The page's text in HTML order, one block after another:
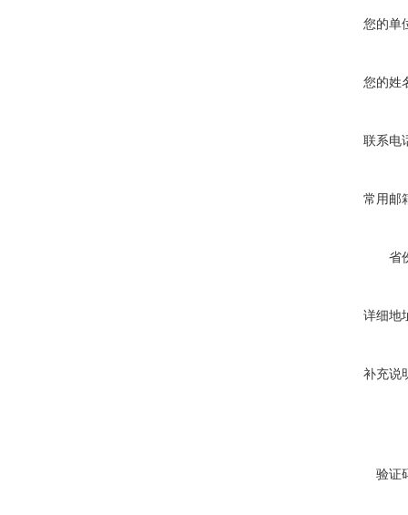
您的单
您的姓
联系电
常用邮
省
详细地
补充说
验证